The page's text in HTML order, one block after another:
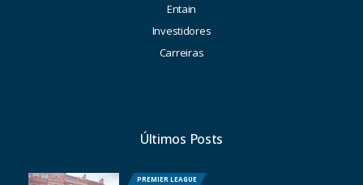
Entain
Investidores
Carreiras
Últimos Posts
PREMIER LEAGUE